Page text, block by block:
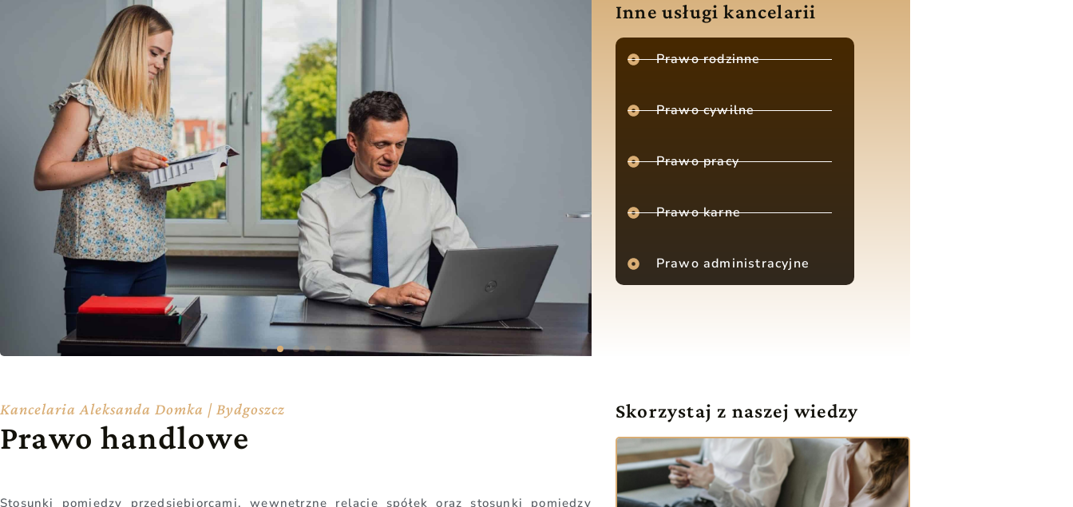
Inne usługi kancelarii
Prawo rodzinne
Prawo cywilne
Prawo pracy
Prawo karne
Prawo administracyjne
Kancelaria Aleksanda Domka | Bydgoszcz
Prawo handlowe
Stosunki pomiędzy przedsiębiorcami, wewnętrzne relacje spółek oraz stosunki pomiędzy
Skorzystaj z naszej wiedzy